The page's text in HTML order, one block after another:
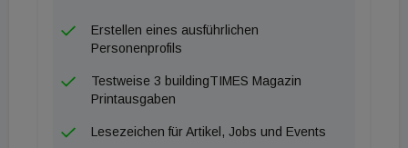
des Handelns, sind aber weiterhin mit komplexen
Herausforderungen konfrontiert, wenn es um die
Dekarbonisierung geht.“
Erstellen eines ausführlichen
Personenprofils
Testweise 3 buildingTIMES Magazin
Printausgaben
Lesezeichen für Artikel, Jobs und Events